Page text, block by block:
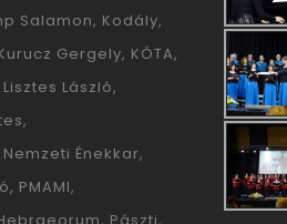
Salamon Kodály
Gergely KÓTA
Lisztes László
Nemzeti Énekkar
PMAMI